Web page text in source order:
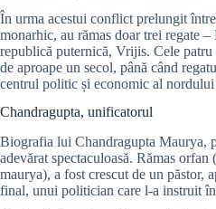
În urma acestui conflict prelungit
monarhic, au rămas doar trei regate
republică puternică, Vrijis. Cele
de aproape un secol, până când
centrul politic și economic al
Chandragupta, unificatorul
Biografia lui Chandragupta Maurya,
adevărat spectaculoasă. Rămas
maurya), a fost crescut de un păstor,
final, unui politician care l-a instruit